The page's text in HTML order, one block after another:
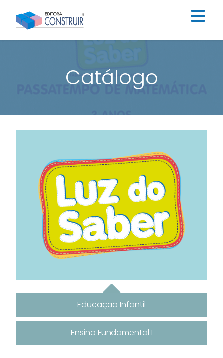
Institucional
Catálogo
Educação Infantil
Ensino Fundamental I
Blog
Contato
Construir Digital
Catálogo
Educação Infantil
Ensino Fundamental I